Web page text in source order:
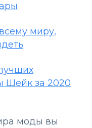
миру,
Шейк за 2020
моды вы